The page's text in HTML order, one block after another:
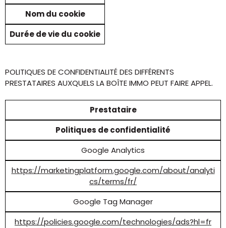
Nom du cookie
Durée de vie du cookie
POLITIQUES DE CONFIDENTIALITÉ DES DIFFÉRENTS
PRESTATAIRES AUXQUELS LA BOÎTE IMMO PEUT FAIRE APPEL.
Prestataire
Politiques de confidentialité
Google Analytics
https://marketingplatform.google.com/about/analyti
cs/terms/fr/
Google Tag Manager
https://policies.google.com/technologies/ads?hl=fr